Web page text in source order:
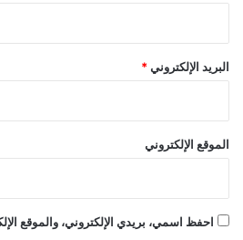
البريد الإلكتروني *
الموقع الإلكتروني
احفظ اسمي، بريدي الإلكتروني، والموقع